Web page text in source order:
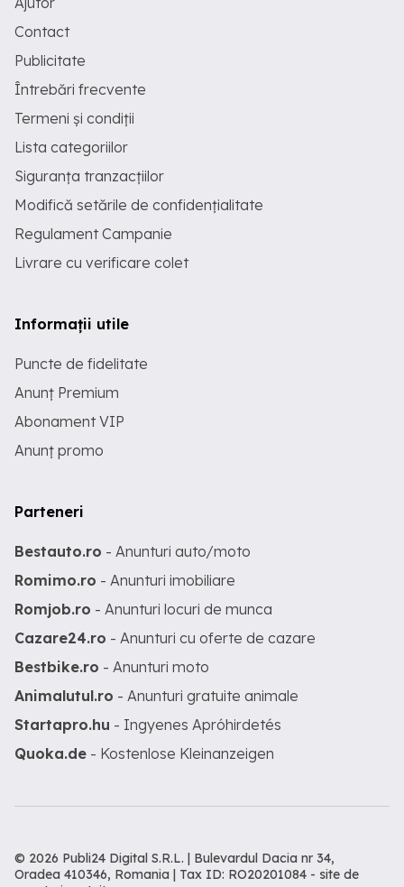
Contact
Publicitate
Întrebări frecvente
Termeni și condiții
Lista categoriilor
Siguranța tranzacțiilor
Modifică setările de confidențialitate
Regulament Campanie
Livrare cu verificare colet
Informații utile
Puncte de fidelitate
Anunț Premium
Abonament VIP
Anunț promo
Parteneri
Bestauto.ro - Anunturi auto/moto
Romimo.ro - Anunturi imobiliare
Romjob.ro - Anunturi locuri de munca
Cazare24.ro - Anunturi cu oferte de cazare
Bestbike.ro - Anunturi moto
Animalutul.ro - Anunturi gratuite animale
Startapro.hu - Ingyenes Apróhirdetés
Quoka.de - Kostenlose Kleinanzeigen
© 2026 Publi24 Digital S.R.L. | Bulevardul Dacia nr 34,
Oradea 410346, Romania | Tax ID: RO20201084 - site de